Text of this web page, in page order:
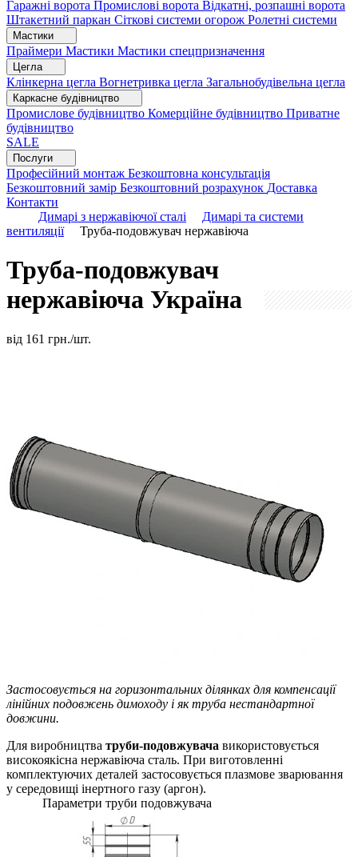
Гаражні ворота Промислові ворота Відкатні, розпашні ворота
Штакетний паркан Сіткові системи огорож Ролетні системи
Мастики
Праймери Мастики Мастики спецпризначення
Цегла
Клінкерна цегла Вогнетривка цегла Загальнобудівельна цегла
Каркасне будівництво
Промислове будівництво Комерційне будівництво Приватне
будівництво
SALE
Послуги
Професійний монтаж Безкоштовна консультація
Безкоштовний замір Безкоштовний розрахунок Доставка
Контакти
Димарі з нержавіючої сталі
Димарі та системи
вентиляції
Труба-подовжувач нержавіюча
Труба-подовжувач
нержавіюча Україна
від 161 грн./шт.
Застосовується на горизонтальних ділянках для компенсації
лінійних подовжень димоходу і як труба нестандартної
довжини.
Для виробництва труби-подовжувача використовується
високоякісна нержавіюча сталь. При виготовленні
комплектуючих деталей застосовується плазмове зварювання
у середовищі інертного газу (аргон).
Параметри труби подовжувача